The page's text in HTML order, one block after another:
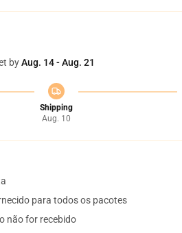
byAug. 14 - Aug. 21
Shipping
Aug. 10
para todos os pacotes
não for recebido